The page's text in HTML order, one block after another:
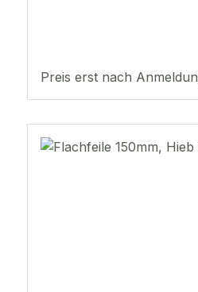
Preis erst nach